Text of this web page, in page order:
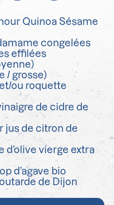
Quinoa Sésame
congelées
effilées
/ grosse)
ou roquette
de cidre de
jus de citron de
d’olive vierge extra
d’agave bio
de Dijon